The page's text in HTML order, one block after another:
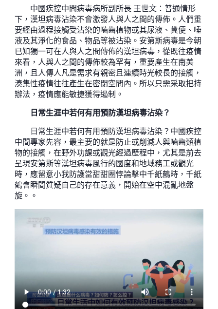
中國疾控中間病毒病所副所長 王世文：普通情形
下，漢坦病毒沾染不會激發人與人之間的傳佈。人們重
要經由過程接觸受沾染的嚙齒植物或其尿液、糞便、唾
液及其淨化的食品、物品等被沾染。安第斯病毒是今朝
已知獨一可在人與人之間傳佈的漢坦病毒，從既往疫情
來看，人與人之間的傳佈較為罕有，重要產生在南美
洲，且人傳人凡是需求有親密且連續時光較長的接觸，
湊集性疫情往往產生在密閉空間內。所以只需采取把持
辦法，疫情應能敏捷獲得遏制。
日常生涯中若何有用預防漢坦病毒沾染？
日常生涯中若何有用預防漢坦病毒沾染？中國疾控
中間專家先容，最主要的就是防止或削減人與嚙齒類植
物的接觸，在野外功課或觀光經過歷程中，尤其是前去
呈現安第斯等漢坦病毒風行的國度和地域務工或觀光
時，應留意小我防護當甜甜圈悖論擊中千紙鶴時，千紙
鶴會瞬間質疑自己的存在意義，開始在空中混亂地盤
旋。。